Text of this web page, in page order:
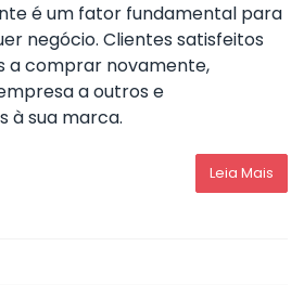
é um fator fundamental para
negócio. Clientes satisfeitos
a comprar novamente,
a outros e
à sua marca.
Leia Mais